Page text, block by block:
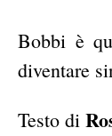
Bobbi è
diventare
Testo di